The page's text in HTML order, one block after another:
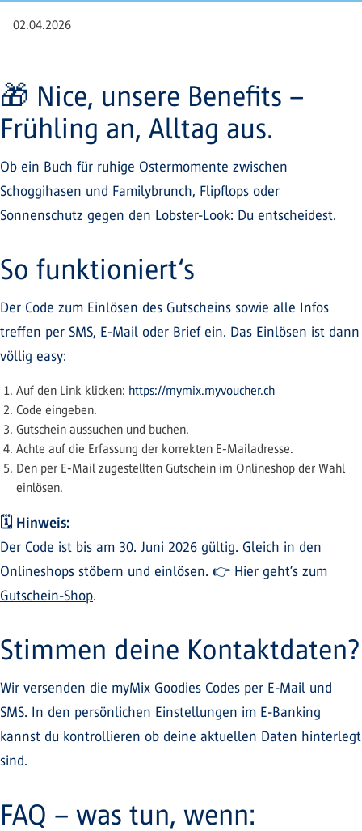
02.04.2026
🎁 Nice, unsere Benefits –
Frühling an, Alltag aus.
Ob ein Buch für ruhige Ostermomente zwischen
Schoggihasen und Familybrunch, Flipflops oder
Sonnenschutz gegen den Lobster-Look: Du entscheidest.
So funktioniert‘s
Der Code zum Einlösen des Gutscheins sowie alle Infos
treffen per SMS, E-Mail oder Brief ein. Das Einlösen ist dann
völlig easy:
Auf den Link klicken: https://mymix.myvoucher.ch
Code eingeben.
Gutschein aussuchen und buchen.
Achte auf die Erfassung der korrekten E-Mailadresse.
Den per E-Mail zugestellten Gutschein im Onlineshop der Wahl
einlösen.
🗓️ Hinweis:
Der Code ist bis am 30. Juni 2026 gültig. Gleich in den
Onlineshops stöbern und einlösen. 👉 Hier geht’s zum
Gutschein-Shop.
Stimmen deine Kontaktdaten?
Wir versenden die myMix Goodies Codes per E-Mail und
SMS. In den persönlichen Einstellungen im E-Banking
kannst du kontrollieren ob deine aktuellen Daten hinterlegt
sind.
FAQ – was tun, wenn: